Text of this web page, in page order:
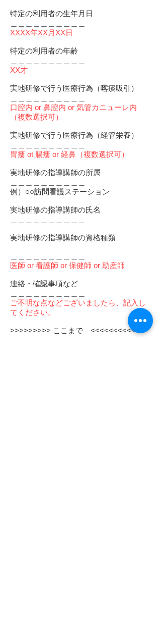
特定の利用者の生年月日
XXXX年XX月XX日
特定の利用者の年齢
XX才
実地研修で行う医療行為（喀痰吸引）
口腔内 or 鼻腔内 or 気管カニューレ内
（複数選択可）
実地研修で行う医療行為（経管栄養）
胃瘻 ot 腸瘻 or 経鼻（複数選択可）
実地研修の指導講師の所属
例）○○訪問看護ステーション
実地研修の指導講師の氏名
実地研修の指導講師の資格種類
医師 or 看護師 or 保健師 or 助産師
連絡・確認事項など
ご不明な点などございましたら、記入し
てください。
>>>>>>>>> ここまで <<<<<<<<<<